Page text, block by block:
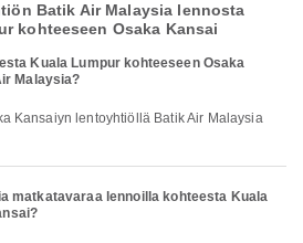
Batik Air Malaysia lennosta
kohteeseen Osaka Kansai
Kuala Lumpur kohteeseen Osaka
Malaysia?
matkatavaraa lennoilla kohteesta Kuala